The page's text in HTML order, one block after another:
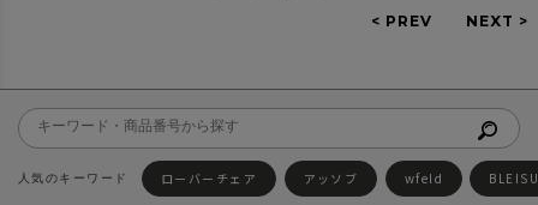
ローバーチェア アッソブ wfeld